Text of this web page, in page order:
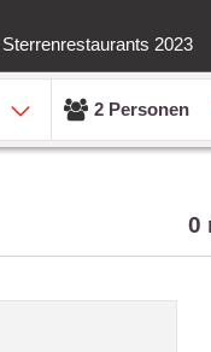
Sterrenrestaurants 2023
2 Personen
0